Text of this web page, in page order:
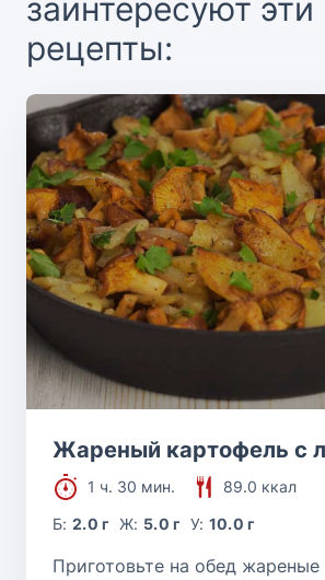
заинтересуют эти
рецепты:
Жареный картофель с
1 ч. 30 мин.
89.0 ккал
Б:2.0 г Ж: 5.0 г У: 10.0 г
Приготовьте на обед жареные